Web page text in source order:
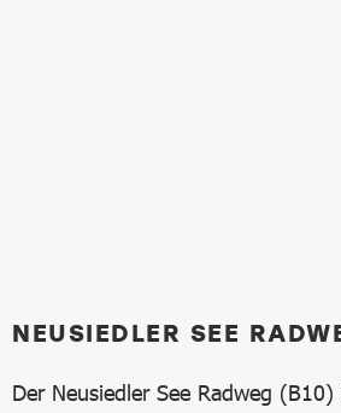
NEUSIEDLER SEE
Der Neusiedler See Radweg